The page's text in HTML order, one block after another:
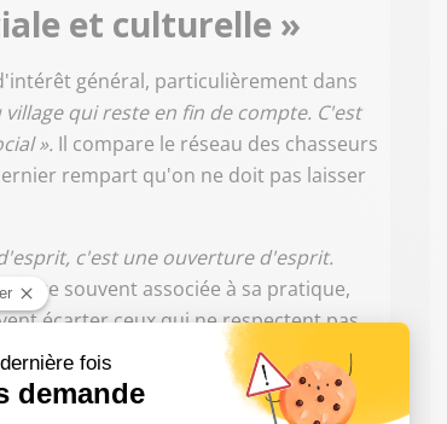
et culturelle »
général, particulièrement dans
qui reste en fin de compte. C'est
». Il compare le réseau des chasseurs
rempart qu'on ne doit pas laisser
c'est une ouverture d'esprit.
souvent associée à sa pratique,
écarter ceux qui ne respectent pas